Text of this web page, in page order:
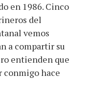
en 1986. Cinco
del
vemos
a compartir su
entienden que
conmigo hace